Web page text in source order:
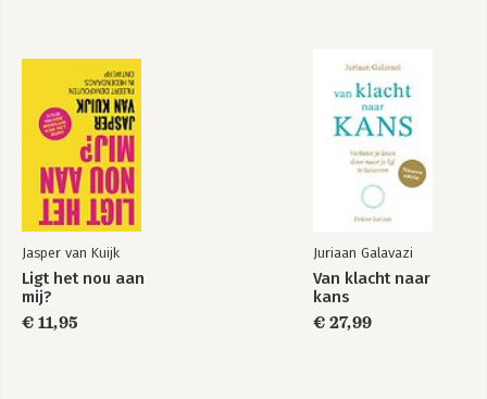
Jasper van Kuijk
Ligt het nou aan
mij?
€ 11,95
Juriaan Galavazi
Van klacht naar
kans
€ 27,99